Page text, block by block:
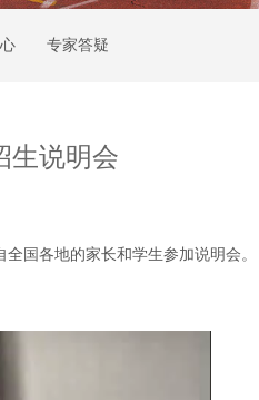
专家答疑
生说明会
国各地的家长和学生参加说明会。